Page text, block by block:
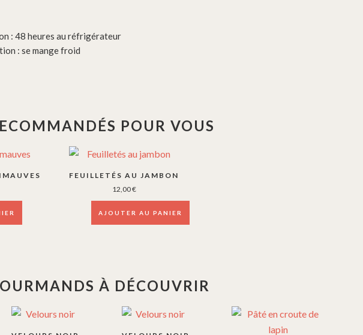
: 48 heures au réfrigérateur
: se mange froid
POUR VOUS
FEUILLETÉS AU JAMBON
12,00€
AJOUTER AU PANIER
À DÉCOUVRIR
Ce